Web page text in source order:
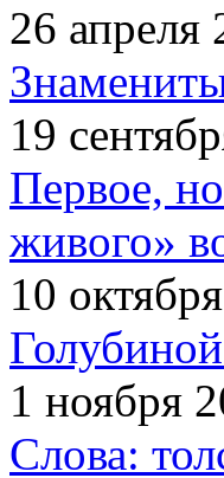
26 апреля
19
Первое,
живого»
10
1 ноября
Слова: